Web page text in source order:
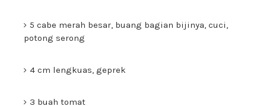
5 cabe merah besar, buang bagian bijinya, cuci,
potong serong
4 cm lengkuas, geprek
3 buah tomat